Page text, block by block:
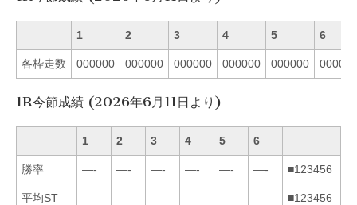
1 2 3 4 5 6
各枠走数 000000 000000 000000 000000 000000 000000
1R今節成績 (2026年6月11日より)
1 2 3 4 5 6
勝率 —- —- —- —- —- —- ■123456
平均ST — — — — — — ■123456